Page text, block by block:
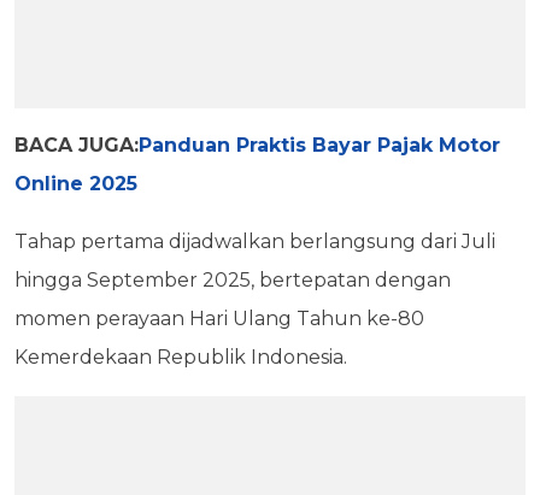
BACA JUGA:Panduan Praktis Bayar Pajak Motor
Online 2025
Tahap pertama dijadwalkan berlangsung dari Juli
hingga September 2025, bertepatan dengan
momen perayaan Hari Ulang Tahun ke-80
Kemerdekaan Republik Indonesia.